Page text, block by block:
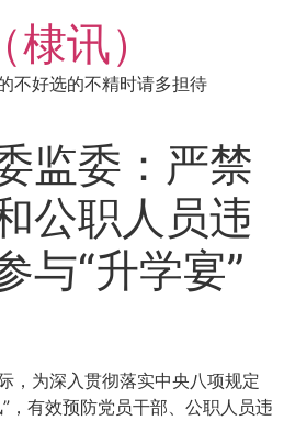
讯）
不好选的不精时请多担待
监委：严禁
公职人员违
与“升学宴”
，为深入贯彻落实中央八项规定
，有效预防党员干部、公职人员违